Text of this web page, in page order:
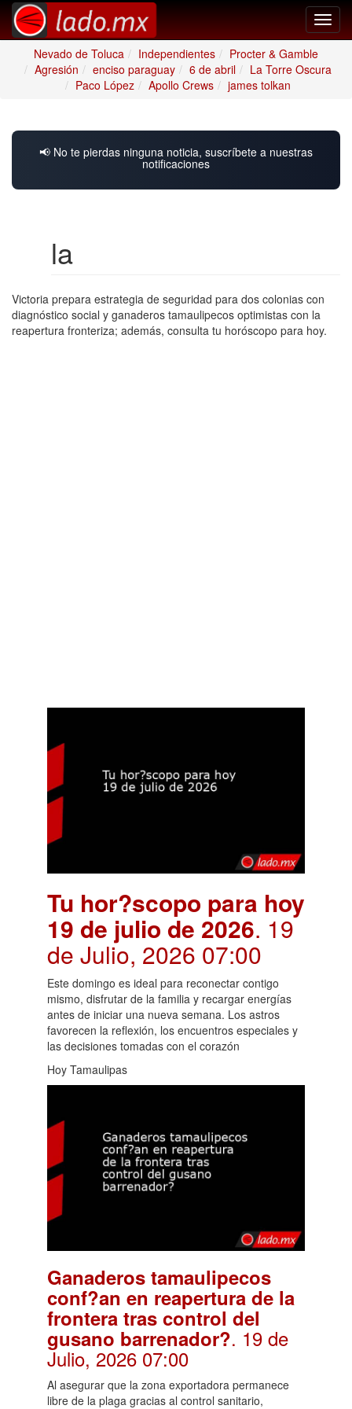
Nevado de Toluca
Independientes
Procter & Gamble
Agresión
enciso paraguay 6 de abril
La Torre Oscura
Paco López
Apollo Crews james tolkan
📢 No te pierdas ninguna noticia, suscríbete a nuestras
notificaciones
la
Victoria prepara estrategia de seguridad para dos colonias con
diagnóstico social y ganaderos tamaulipecos optimistas con la
reapertura fronteriza; además, consulta tu horóscopo para hoy.
Tu hor?scopo para hoy
19 de julio de 2026. 19
de Julio, 2026 07:00
Este domingo es ideal para reconectar contigo
mismo, disfrutar de la familia y recargar energías
antes de iniciar una nueva semana. Los astros
favorecen la reflexión, los encuentros especiales y
las decisiones tomadas con el corazón
Hoy Tamaulipas
Ganaderos tamaulipecos
conf?an en reapertura de la
frontera tras control del
gusano barrenador?. 19 de
Julio, 2026 07:00
Al asegurar que la zona exportadora permanece
libre de la plaga gracias al control sanitario,